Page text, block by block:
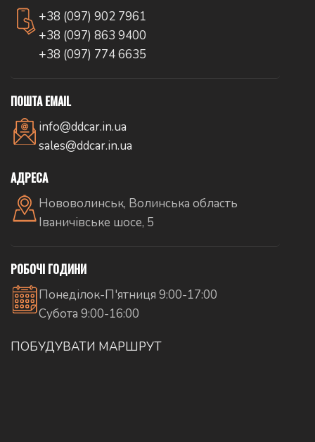
+38 (097) 902 7961
+38 (097) 863 9400
+38 (097) 774 6635
ПОШТА EMAIL
info@ddcar.in.ua
sales@ddcar.in.ua
АДРЕСА
Нововолинськ, Волинська область
Іваничівське шосе, 5
РОБОЧІ ГОДИНИ
Понеділок-П'ятниця 9:00-17:00
Субота 9:00-16:00
ПОБУДУВАТИ МАРШРУТ